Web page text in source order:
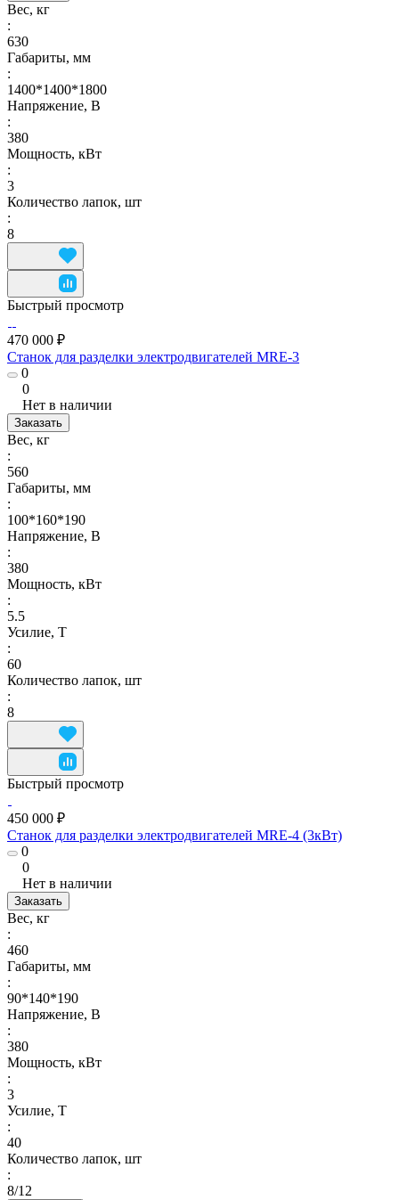
Вес, кг
:
630
Габариты, мм
:
1400*1400*1800
Напряжение, В
:
380
Мощность, кВт
:
3
Количество лапок, шт
:
8
Быстрый просмотр
470 000 ₽
Станок для разделки электродвигателей MRE-3
0
0
Нет в наличии
Заказать
Вес, кг
:
560
Габариты, мм
:
100*160*190
Напряжение, В
:
380
Мощность, кВт
:
5.5
Усилие, Т
:
60
Количество лапок, шт
:
8
Быстрый просмотр
450 000 ₽
Станок для разделки электродвигателей MRE-4 (3кВт)
0
0
Нет в наличии
Заказать
Вес, кг
:
460
Габариты, мм
:
90*140*190
Напряжение, В
:
380
Мощность, кВт
:
3
Усилие, Т
:
40
Количество лапок, шт
:
8/12